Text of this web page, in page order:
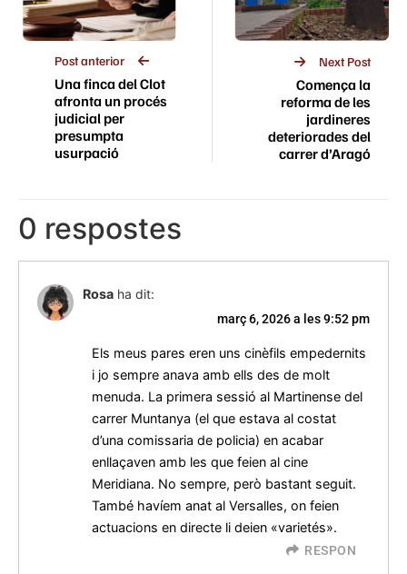
Post anterior
Una finca del Clot
afronta un procés
judicial per
presumpta
usurpació
Next Post
Comença la
reforma de les
jardineres
deteriorades del
carrer d’Aragó
0 respostes
Rosa ha dit:
març 6, 2026 a les 9:52 pm
Els meus pares eren uns cinèfils empedernits
i jo sempre anava amb ells des de molt
menuda. La primera sessió al Martinense del
carrer Muntanya (el que estava al costat
d’una comissaria de policia) en acabar
enllaçaven amb les que feien al cine
Meridiana. No sempre, però bastant seguit.
També havíem anat al Versalles, on feien
actuacions en directe li deien «varietés».
RESPON